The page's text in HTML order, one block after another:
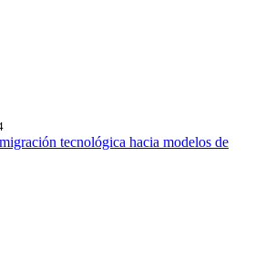
tecnológica hacia modelos de